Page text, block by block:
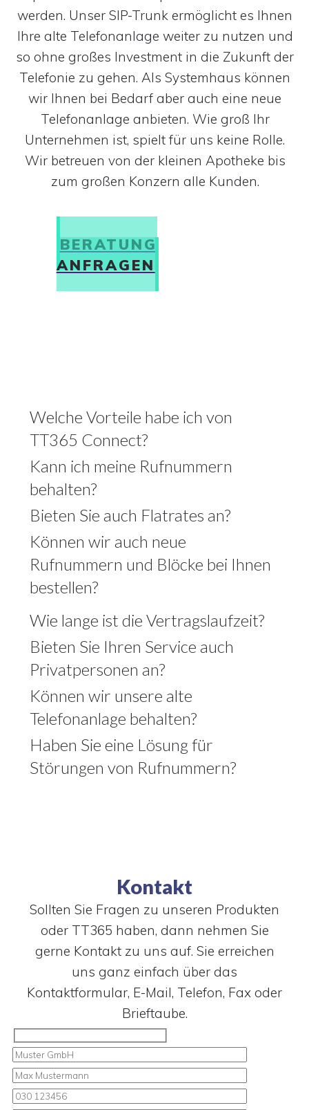
werden. Unser SIP-Trunk ermöglicht es Ihnen
Ihre alte Telefonanlage weiter zu nutzen und
so ohne großes Investment in die Zukunft der
Telefonie zu gehen. Als Systemhaus können
wir Ihnen bei Bedarf aber auch eine neue
Telefonanlage anbieten. Wie groß Ihr
Unternehmen ist, spielt für uns keine Rolle.
Wir betreuen von der kleinen Apotheke bis
zum großen Konzern alle Kunden.
BERATUNG
ANFRAGEN
Welche Vorteile habe ich von
TT365 Connect?
Kann ich meine Rufnummern
behalten?
Bieten Sie auch Flatrates an?
Können wir auch neue
Rufnummern und Blöcke bei Ihnen
bestellen?
Wie lange ist die Vertragslaufzeit?
Bieten Sie Ihren Service auch
Privatpersonen an?
Können wir unsere alte
Telefonanlage behalten?
Haben Sie eine Lösung für
Störungen von Rufnummern?
Kontakt
Sollten Sie Fragen zu unseren Produkten
oder TT365 haben, dann nehmen Sie
gerne Kontakt zu uns auf. Sie erreichen
uns ganz einfach über das
Kontaktformular, E-Mail, Telefon, Fax oder
Brieftaube.